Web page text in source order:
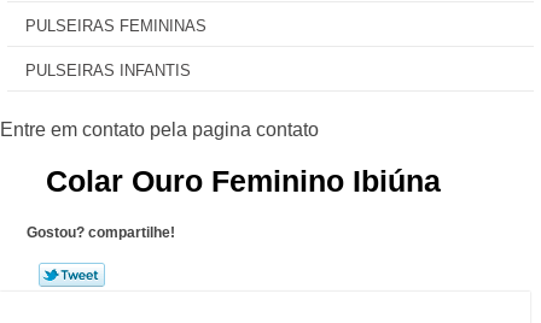
PULSEIRAS FEMININAS
PULSEIRAS INFANTIS
Colar Ouro Feminino Ibiúna
Gostou? compartilhe!